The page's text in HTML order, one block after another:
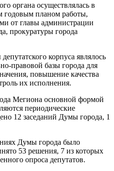
органа осуществлялась в
годовым планом работы,
от главы администрации
прокуратуры города
корпуса являлось
правовой базы города для
повышение качества
их исполнения.
Мегиона основной формой
периодические
12 заседаний Думы города, 1
Думы города было
53 решения, 7 из которых
опроса депутатов.